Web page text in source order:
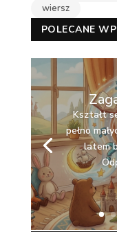
wiersz
POLECANE
Kształt
pełno
latem
Żółty
podłużny